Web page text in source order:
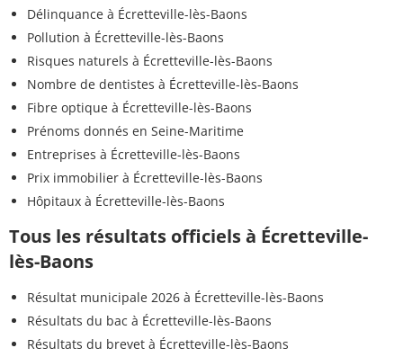
Délinquance à Écretteville-lès-Baons
Pollution à Écretteville-lès-Baons
Risques naturels à Écretteville-lès-Baons
Nombre de dentistes à Écretteville-lès-Baons
Fibre optique à Écretteville-lès-Baons
Prénoms donnés en Seine-Maritime
Entreprises à Écretteville-lès-Baons
Prix immobilier à Écretteville-lès-Baons
Hôpitaux à Écretteville-lès-Baons
Tous les résultats officiels à Écretteville-
lès-Baons
Résultat municipale 2026 à Écretteville-lès-Baons
Résultats du bac à Écretteville-lès-Baons
Résultats du brevet à Écretteville-lès-Baons